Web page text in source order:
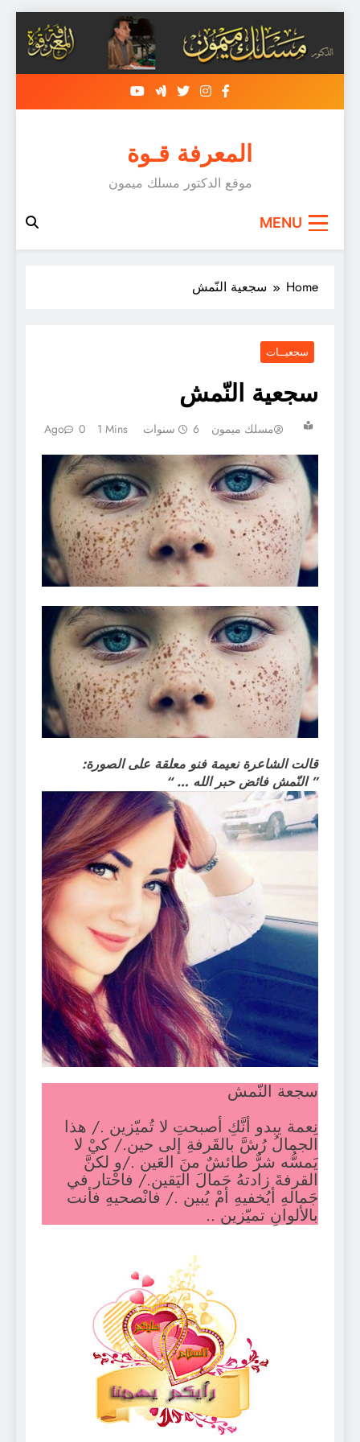
content
المعرفة قـوة
موقع الدكتور مسلك ميمون
MENU
Home سجعية النّمش
سجعيــات
سجعية النّمش
مسلك ميمون 6 سنوات Ago 0 1 Mins
قالت الشاعرة نعيمة فنو معلقة على الصورة:
” النّمش فائض حبر الله … “
سجعة النّمش
نِعمة يبدو أنَّكِ أصبحتِ لا تُميّزين ./ هذا
الجمالُ رُشَّ بالقَرفةِ إلى حين./ كيْ لا
يَمسُّه شرٌّ طائشٌ منَ العَين ./و لكنَّ
القرفةَ زادتهُ جَمالَ اليَقين./ فاحْتار في
جَمالهِ أيُخفيهِ أمْ يُبين ./ فانْصحيهِ فأنت
بالألوانِ تميّزين ..